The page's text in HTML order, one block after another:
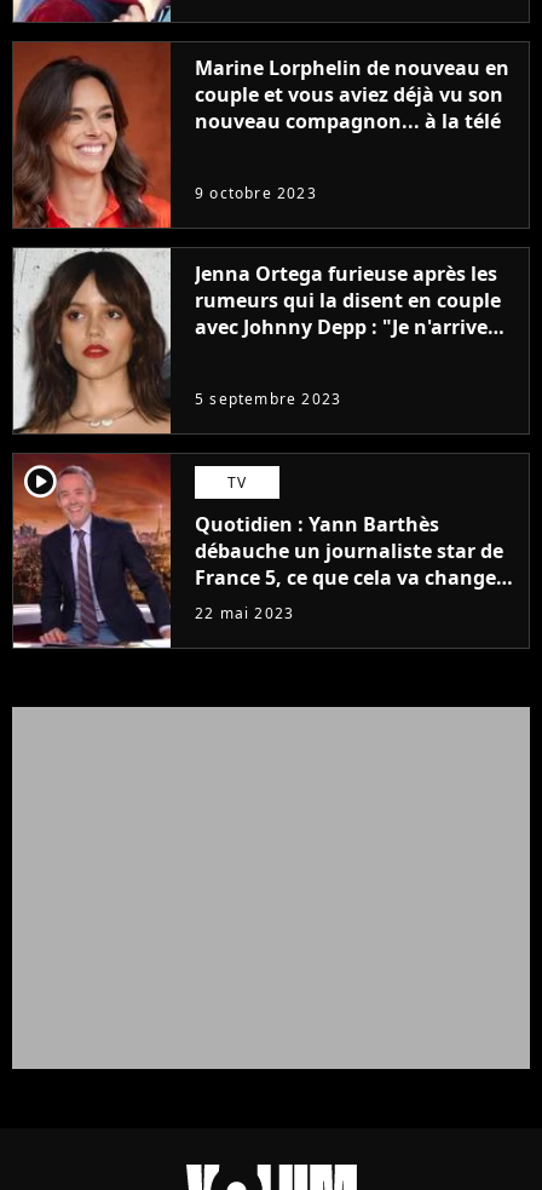
Marine Lorphelin de nouveau en
couple et vous aviez déjà vu son
nouveau compagnon... à la télé
9 octobre 2023
Jenna Ortega furieuse après les
rumeurs qui la disent en couple
avec Johnny Depp : "Je n'arrive
5 septembre 2023
player2 TV
Quotidien : Yann Barthès
débauche un journaliste star de
France 5, ce que cela va changer
à la rentrée
22 mai 2023